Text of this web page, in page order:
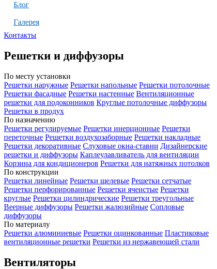
Блог
Галерея
Контакты
Решетки и диффузоры
По месту установки
Решетки наружные Решетки напольные Решетки потолочные
Решетки фасадные Решетки настенные Вентиляционные
решетки для подоконников Круглые потолочные диффузоры
Решетки в продух
По назначению
Решетки регулируемые Решетки инерционные Решетки
переточные Решетки воздухозаборные Решетки накладные
Решетки декоративные Слуховые окна-ставни Дизайнерские
решетки и диффузоры Каплеулавливатель для вентиляции
Корзина для кондиционеров Решетки для натяжных потолков
По конструкции
Решетки линейные Решетки щелевые Решетки сетчатые
Решетки перфорированные Решетки ячеистые Решетки
круглые Решетки цилиндрические Решетки треугольные
Веерные диффузоры Решетки жалюзийные Сопловые
диффузоры
По материалу
Решетки алюминиевые Решетки оцинкованные Пластиковые
вентиляционные решетки Решетки из нержавеющей стали
Вентиляторы